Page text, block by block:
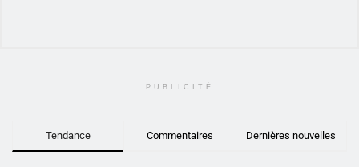
PUBLICITÉ
Tendance Commentaires Dernières nouvelles